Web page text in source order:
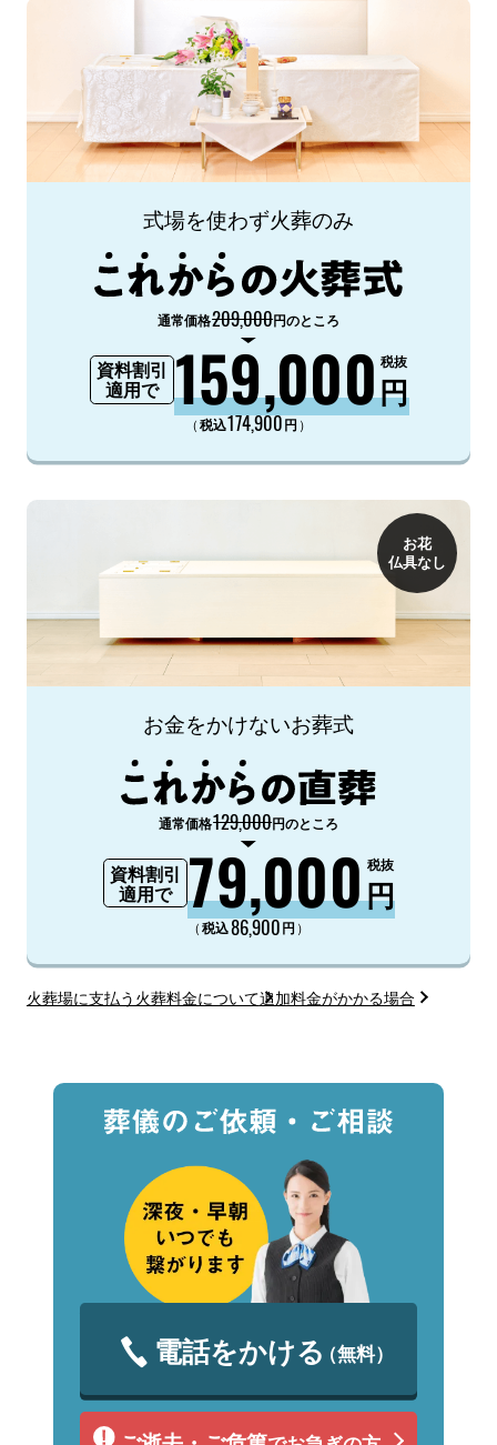
式場を使わず火葬のみ
通常価格209,000円のところ
資料割引
適用で
159,000円
税抜
（税込174,900円 ）
お花
仏具なし
お金をかけないお葬式
通常価格129,000円のところ
資料割引
適用で
79,000円
税抜
（税込86,900円 ）
火葬場に支払う火葬料金について追加料金がかかる場合
電話をかける（無料）